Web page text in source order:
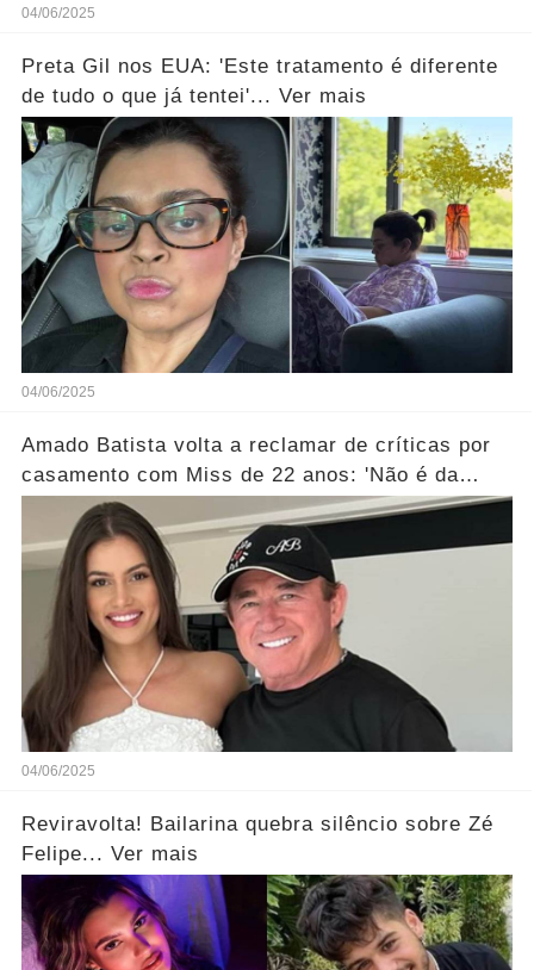
04/06/2025
Preta Gil nos EUA: 'Este tratamento é diferente
de tudo o que já tentei'... Ver mais
04/06/2025
Amado Batista volta a reclamar de críticas por
casamento com Miss de 22 anos: 'Não é da
conta de ninguém'... Ver mais
04/06/2025
Reviravolta! Bailarina quebra silêncio sobre Zé
Felipe... Ver mais